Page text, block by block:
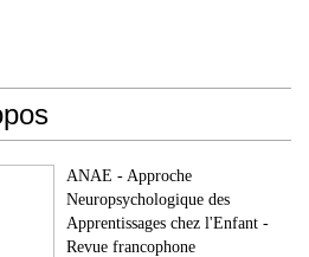
ANAE - Approche
Neuropsychologique des
Apprentissages chez l'Enfant -
Revue francophone